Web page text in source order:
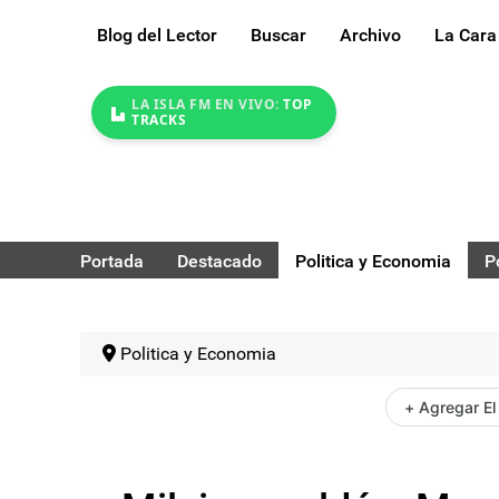
Blog del Lector Buscar Archivo La
LA ISLA FM EN VIVO: TOP
TRACKS
Portada Destacado Politica y Economia
Politica y Economia
+ Agregar